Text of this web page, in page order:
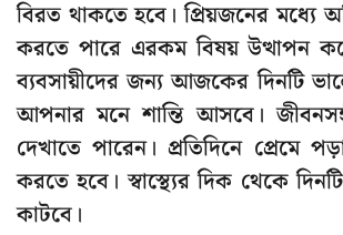
বিরত থাকতে হবে। প্রিয়জনের মধ্যে
করতে পারে এরকম বিষয় উত্থাপন
ব্যবসায়ীদের জন্য আজকের দিনটি
আপনার মনে শান্তি আসবে।
দেখাতে পারেন। প্রতিদিনে প্রেমে
করতে হবে। স্বাস্থ্যের দিক থেকে
কাটবে।